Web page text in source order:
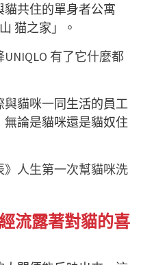
共住的單身者公寓
猫之家」。
有了它什麼都
與貓咪一同生活的員工
論是貓咪還是貓奴住
》人生第一次幫貓咪洗
流露著對貓的喜